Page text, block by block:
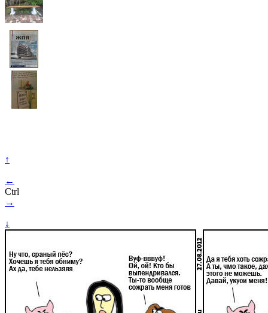
↑
←
Ctrl
→
↓